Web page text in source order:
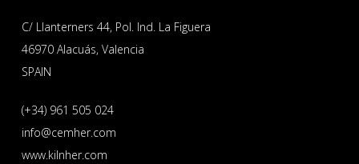
C/ Llanterners 44, Pol. Ind. La Figuera
46970 Alacuás, Valencia
SPAIN
(+34) 961 505 024
info@cemher.com
www.kilnher.com